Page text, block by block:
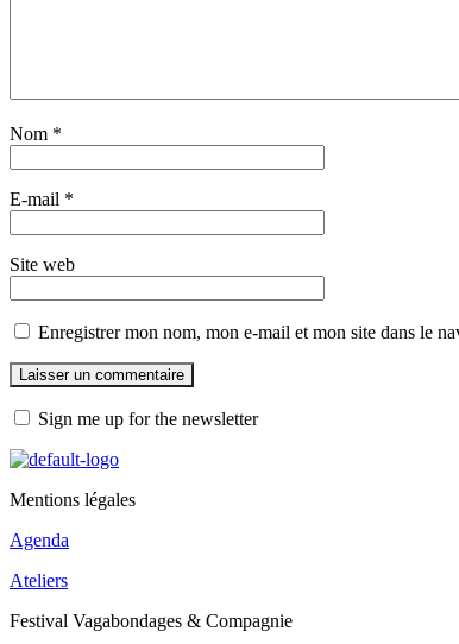
Nom *
E-mail *
Site web
Enregistrer mon nom, mon e-mail et mon site dans le
Sign me up for the newsletter
Mentions légales
Agenda
Ateliers
Festival Vagabondages & Compagnie